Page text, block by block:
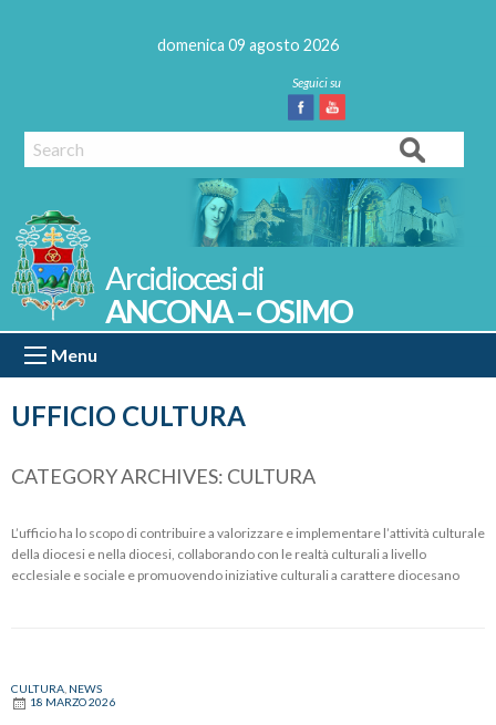
domenica 09 agosto 2026
Facebook
Youtube
Search
UFFICIO CULTURA
ANCONA – OSIMO
Menu
CATEGORY ARCHIVES: CULTURA
L’ufficio ha lo scopo di contribuire a valorizzare e implementare l’attività culturale
della diocesi e nella diocesi, collaborando con le realtà culturali a livello
ecclesiale e sociale e promuovendo iniziative culturali a carattere diocesano
CULTURA NEWS
18 MARZO 2026